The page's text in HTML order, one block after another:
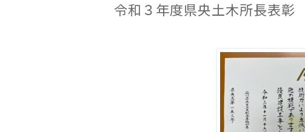
令和３年度県央土木所長表彰